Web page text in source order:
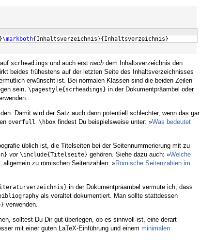
}\markboth{ Inhaltsverzeichnis }{ Inhaltsverzeichnis }
scrheadings und auch erst nach dem Inhaltsverzeichnis den
beides frühestens auf der letzten Seite des Inhaltsverzeichnisses
erwünscht ist. Bei normalen Klassen sind die beiden Zeilen
sein, \pagestyle{scrheadings} in der Dokumentpräambel oder
Damit wird der Satz auch dann potentiell schlechter, wenn das gar
overfull \hbox findest Du beispielsweise unter: »Was bedeutet
üblich ist, die Titelseiten bei der Seitennummerierung mit zu
vor \include{Titelseite} gehören. Siehe dazu auch: »Welche
allgemein zu römischen Seitenzahlen: »Römische Seitenzahlen im
in der Dokumentpräambel vermute ich, dass
als veraltet dokumentiert. Man sollte stattdessen
verwenden.
solltest Du Dir gut überlegen, ob es sinnvoll ist, eine derart
mit einer guten LaTeX-Einführung und einem minimalen